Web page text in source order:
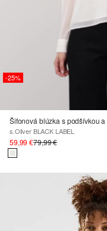
-25%
Šifonová blúzka s podšívkou
s.Oliver BLACK LABEL
59,99 €79,99 €